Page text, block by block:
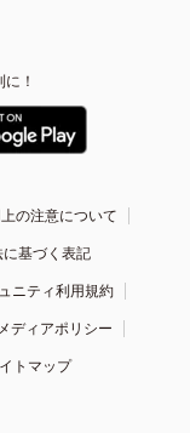
！
の注意について
基づく表記
ニティ利用規約
ディアポリシー
トマップ